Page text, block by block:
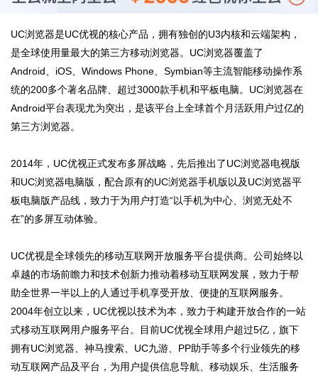
UC浏览器是UC优视的核心产品，拥有独创的U3内核和云端架构，
是全球使用量最大的第三方移动浏览器。UC浏览器覆盖了
Android、iOS、Windows Phone、Symbian等主流智能移动操作系
统的200多个著名品牌、超过3000款手机和平板电脑。UC浏览器在
Android平台表现尤为突出，是该平台上全球首个月活跃用户过亿的
第三方浏览器。
2014年，UC优视正式发布多屏战略，先后推出了UC浏览器电视版
和UC浏览器电脑版，配合原有的UC浏览器手机版以及UC浏览器平
板电脑版产品线，致力于为用户打造“以手机为中心、浏览无处不
在”的多屏互动体验。
UC优视是全球领先的移动互联网开放服务平台提供商。公司始终以
卓越的市场前瞻力和技术创新力推动着移动互联网发展，致力于帮
助全世界一半以上的人通过手机享受开放、便捷的互联网服务。
2004年创立以来，UC优视以技术为本，致力于构建开放合作的一站
式移动互联网用户服务平台。目前UC优视全球用户超过5亿，旗下
拥有UC浏览器、神马搜索、UC九游、PP助手等多个行业领先的移
动互联网产品及平台，为用户提供信息导航、移动娱乐、生活服务